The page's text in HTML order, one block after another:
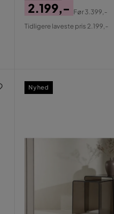
Pris
2.199,-
Original
Før3.399,-
Tidligere laveste pris 2.199,-
Nyhed